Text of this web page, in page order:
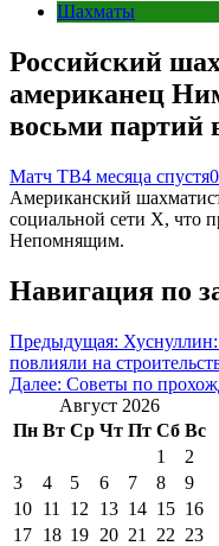
Шахматы
Российский
американец
восьми партий
Матч ТВ4 месяца спустя0
Американский
социальной сети Х, что
Непомнящим.
Навигация по
Предыдущая:
повлияли на
Далее: Советы по
Август 2026
Пн Вт Ср Чт Пт Сб Вс
1
2
3
4 5 6 7 8
9
10 11 12 13 14 15 16
17 18 19 20 21 22 23